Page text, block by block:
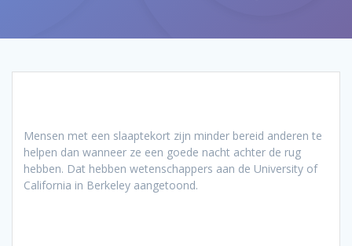
Mensen met een slaaptekort zijn minder bereid anderen te
helpen dan wanneer ze een goede nacht achter de rug
hebben. Dat hebben wetenschappers aan de University of
California in Berkeley aangetoond.